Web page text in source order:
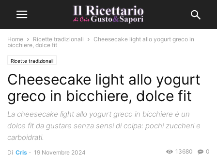
Home Ricette tradizionali
Cheesecake light allo yogurt greco in
bicchiere, dolce fit
Ricette tradizionali
Cheesecake light allo yogurt
greco in bicchiere, dolce fit
La cheesecake light allo yogurt greco in bicchiere è un
dolce fit da gustare senza sensi di colpa: pochi zuccheri e
carboidrati.
Di Cris - 19 Novembre 2024 0
13680